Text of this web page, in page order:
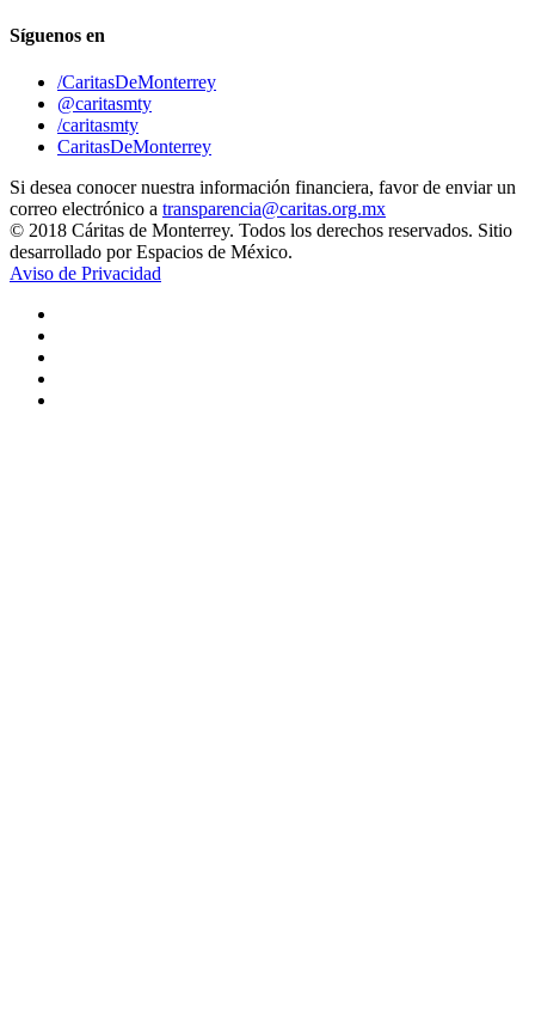
Síguenos en
/CaritasDeMonterrey
@caritasmty
/caritasmty
CaritasDeMonterrey
Si desea conocer nuestra información financiera, favor de enviar un
correo electrónico a transparencia@caritas.org.mx
© 2018 Cáritas de Monterrey. Todos los derechos reservados. Sitio
desarrollado por Espacios de México.
Aviso de Privacidad